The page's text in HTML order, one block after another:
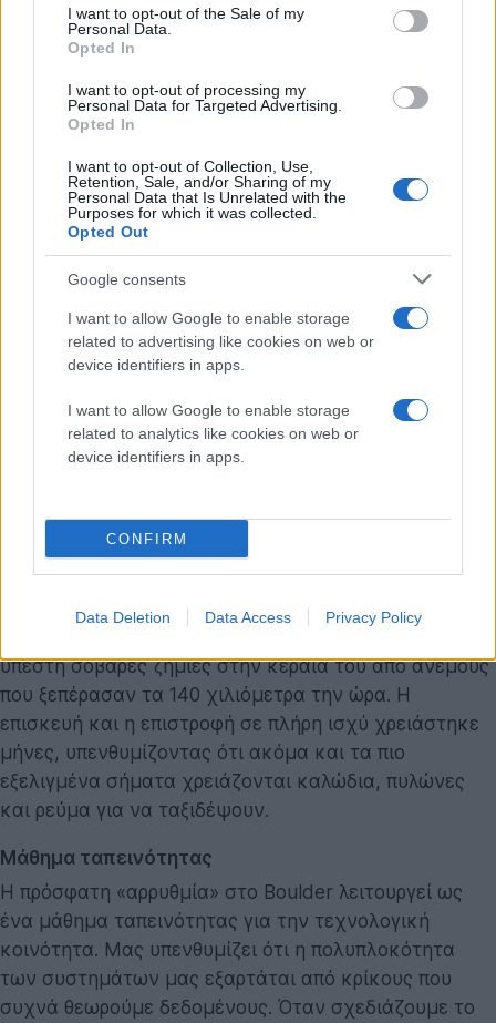
consent section.
I want to opt-out of the Sale of my
Personal Data.
Opted In
I want to opt-out of processing my
Personal Data for Targeted Advertising.
Opted In
I want to opt-out of Collection, Use,
Retention, Sale, and/or Sharing of my
Personal Data that Is Unrelated with the
Purposes for which it was collected.
Opted Out
Google consents
I want to allow Google to enable storage
related to advertising like cookies on web or
device identifiers in apps.
I want to allow Google to enable storage
related to analytics like cookies on web or
device identifiers in apps.
CONFIRM
Data Deletion Data Access Privacy Policy
πειράματα, τα4 μικροδευτερόλεπτα είναι μια
αιωνιότητα. Είναι η διαφορά μεταξύ ενός συστήματος
να παράγει σφάλματα.
Το NIST αντέδρασε άμεσα, εκδίδοντας προειδοποίηση
ότι οι servers του στο Boulder ενδέχεται να παρέχουν
ανακριβή ώρα και προχωρώντας σε ενέργειες για την
απομόνωσή τους μέχρι την πλήρη αποκατάσταση.
Η ευθραυστότητα της υποδομής
Το περιστατικό αυτό αναδεικνύει μια ανησυχητική
πτυχή της σύγχρονης τεχνολογίας. Ενώ έχουμε
ατόμου, οι φυσικές υποδομές που φιλοξενούν αυτή τη
γνώση παραμένουν εκτεθειμένες στα στοιχεία της
φύσης και στη μηχανική φθορά.
Δεν είναι η πρώτη φορά που το NIST αντιμετωπίζει
προβλήματα λόγω καιρικών συνθηκών. Μόλις πέρυσι,
ο ιστορικός ραδιοφωνικός σταθμόςWWVB, ο οποίος
εκπέμπει σήματα συγχρονισμού ώρας σε
υπέστη σοβαρές ζημιές στην κεραία του από ανέμους
που ξεπέρασαν τα 140 χιλιόμετρα την ώρα. Η
επισκευή και η επιστροφή σε πλήρη ισχύ χρειάστηκε
μήνες, υπενθυμίζοντας ότι ακόμα και τα πιο
εξελιγμένα σήματα χρειάζονται καλώδια, πυλώνες
και ρεύμα για να ταξιδέψουν.
Μάθημα ταπεινότητας
Η πρόσφατη «αρρυθμία» στο Boulder λειτουργεί ως
ένα μάθημα ταπεινότητας για την τεχνολογική
κοινότητα. Μας υπενθυμίζει ότι η πολυπλοκότητα
των συστημάτων μας εξαρτάται από κρίκους που
συχνά θεωρούμε δεδομένους. Όταν σχεδιάζουμε το